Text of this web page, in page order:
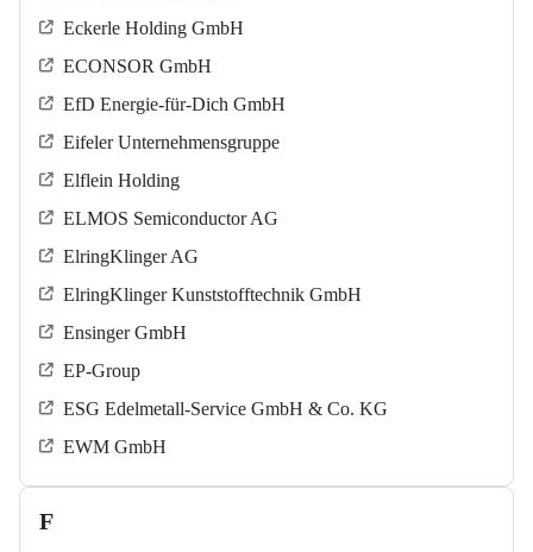
Eckerle Holding GmbH
ECONSOR GmbH
EfD Energie-für-Dich GmbH
Eifeler Unternehmensgruppe
Elflein Holding
ELMOS Semiconductor AG
ElringKlinger AG
ElringKlinger Kunststofftechnik GmbH
Ensinger GmbH
EP-Group
ESG Edelmetall-Service GmbH & Co. KG
EWM GmbH
F